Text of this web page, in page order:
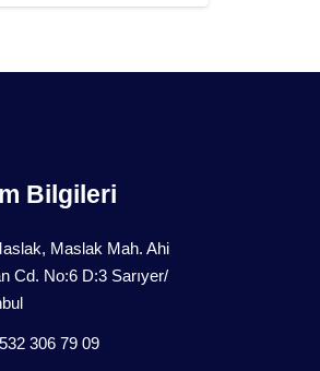
Bilgileri
Maslak Mah. Ahi
Cd. No:6 D:3 Sarıyer/
306 79 09